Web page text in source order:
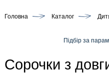
Головна Каталог
Підбір за
Сорочки з